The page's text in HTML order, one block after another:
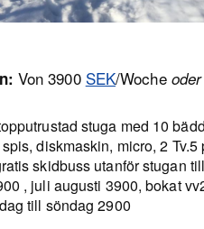
Von 3900 SEK/Woche
stuga med 10
diskmaskin, micro, 2 Tv.5
skidbuss utanför stugan
, juli augusti 3900, bokat
till söndag 2900